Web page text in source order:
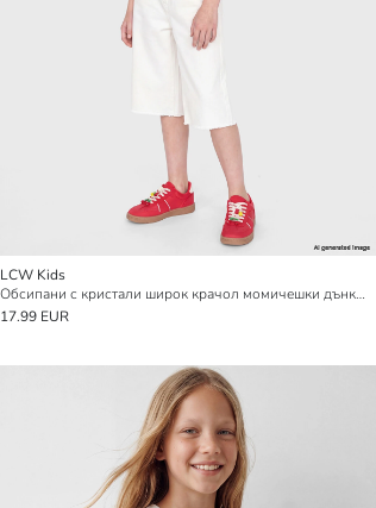
LCW Kids
Обсипани с кристали широк крачол момичешки дънкови къси панталони
17.99 EUR